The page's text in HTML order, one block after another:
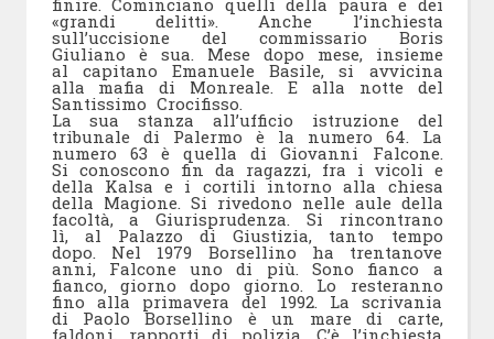
finire. Cominciano quelli della paura e dei
«grandi delitti». Anche l’inchiesta
sull’uccisione del commissario Boris
Giuliano è sua. Mese dopo mese, insieme
al capitano Emanuele Basile, si avvicina
alla mafia di Monreale. E alla notte del
Santissimo Crocifisso.
La sua stanza all’ufficio istruzione del
tribunale di Palermo è la numero 64. La
numero 63 è quella di Giovanni Falcone.
Si conoscono fin da ragazzi, fra i vicoli e
della Kalsa e i cortili intorno alla chiesa
della Magione. Si rivedono nelle aule della
facoltà, a Giurisprudenza. Si rincontrano
lì, al Palazzo di Giustizia, tanto tempo
dopo. Nel 1979 Borsellino ha trentanove
anni, Falcone uno di più. Sono fianco a
fianco, giorno dopo giorno. Lo resteranno
fino alla primavera del 1992. La scrivania
di Paolo Borsellino è un mare di carte,